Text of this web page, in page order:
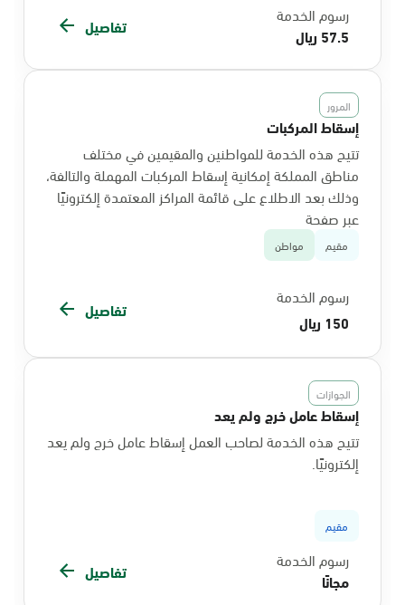
رسوم الخدمة
57.5 ريال
تفاصيل
المرور
إسقاط المركبات
تتيح هذه الخدمة للمواطنين والمقيمين في مختلف
مناطق المملكة إمكانية إسقاط المركبات المهملة والتالفة،
وذلك بعد الاطلاع على قائمة المراكز المعتمدة إلكترونيًا
عبر صفحة
مقيم مواطن
رسوم الخدمة
150 ريال
تفاصيل
الجوازات
إسقاط عامل خرج ولم يعد
تتيح هذه الخدمة لصاحب العمل إسقاط عامل خرج ولم يعد
إلكترونيًا.
مقيم
رسوم الخدمة
مجانًا
تفاصيل